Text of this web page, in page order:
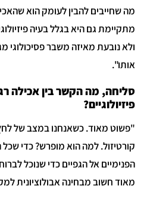
מה שחייבים להבין לעומק הוא
מתקיימת גם היא בגלל בעיה
אותו".
סליחה, מה הקשר בין אכילה
פיזיולוגיים?
"פשוט מאוד. כשאנחנו במצב של
קורטיזול. למה הוא מופרש? כדי
הפנימיים אל הגפיים כדי שנוכל
מאוד חשוב מבחינה אבולוציונית